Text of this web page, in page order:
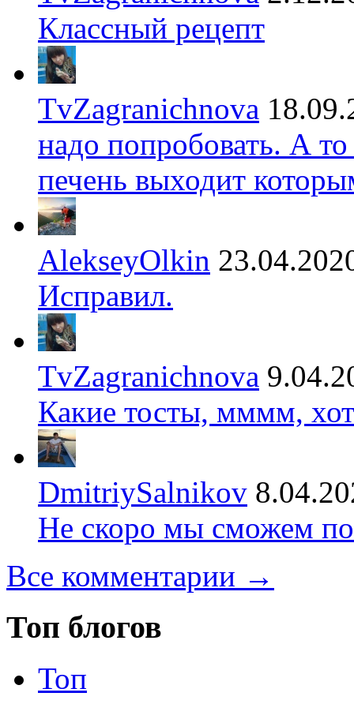
Классный рецепт
TvZagranichnova
надо попробовать. А
печень выходит
AlekseyOlkin
Исправил.
TvZagranichnova
Какие тосты, мммм,
DmitriySalnikov
Не скоро мы сможем
Все комментарии →
Топ блогов
Топ